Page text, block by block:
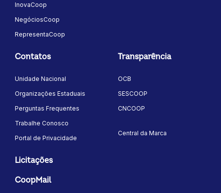
InovaCoop
NegóciosCoop
RepresentaCoop
Contatos
Unidade Nacional
Organizações Estaduais
Perguntas Frequentes
Trabalhe Conosco
Portal de Privacidade
Transparência
OCB
SESCOOP
CNCOOP
Central da Marca
Licitações
CoopMail